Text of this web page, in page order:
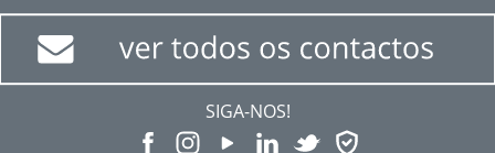
SIGA-NOS!